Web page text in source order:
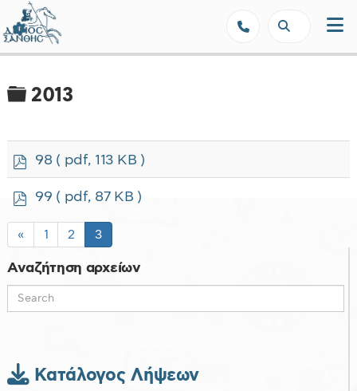
Φάκελος
2013
p98 ( pdf, 113 KB )
p
f
99 ( pdf, 87 KB )
« 1 2 3
Αναζήτηση αρχείων
Κατάλογος Λήψεων